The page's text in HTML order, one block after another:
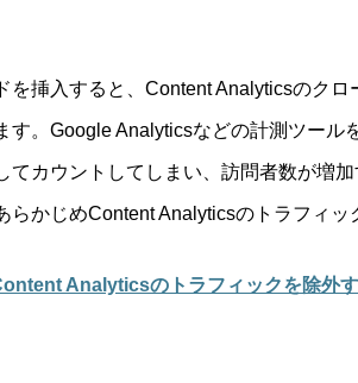
挿入すると、Content Analyticsのクロ
す。Google Analyticsなどの計測ツール
カウントしてしまい、訪問者数が増加
らかじめContent Analyticsのトラフィッ
Analyticsのトラフィックを除外